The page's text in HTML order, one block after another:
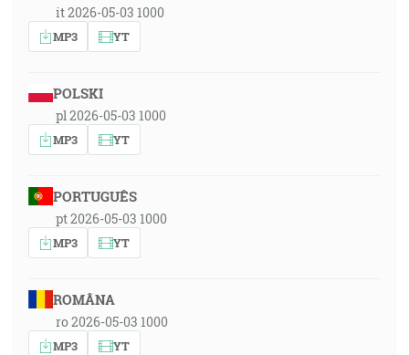
it 2026-05-03 1000
MP3 YT
POLSKI
pl 2026-05-03 1000
MP3 YT
PORTUGUÊS
pt 2026-05-03 1000
MP3 YT
ROMÂNA
ro 2026-05-03 1000
MP3 YT